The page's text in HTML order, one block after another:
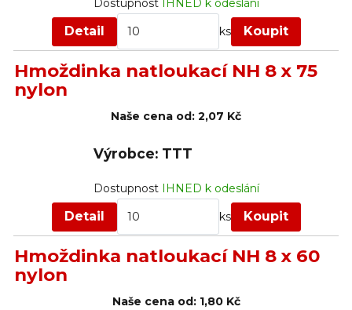
DostupnostIHNED k odeslání
Detail ks Koupit
Hmoždinka natloukací NH 8 x 75
nylon
Naše cena od: 2,07 Kč
Výrobce: TTT
DostupnostIHNED k odeslání
Detail ks Koupit
Hmoždinka natloukací NH 8 x 60
nylon
Naše cena od:1,80 Kč